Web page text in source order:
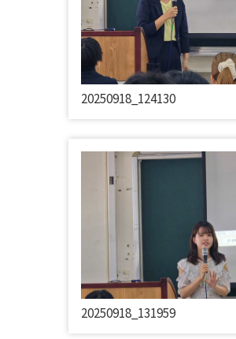
20250918_124130
20250918_131959